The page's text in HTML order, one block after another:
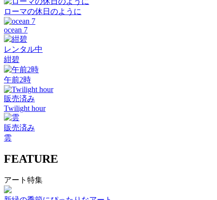
ローマの休日のように
ocean 7
レンタル中
紺碧
午前2時
販売済み
Twilight hour
販売済み
雲
FEATURE
アート特集